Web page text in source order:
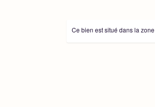
Ce bien est situé dans la zone